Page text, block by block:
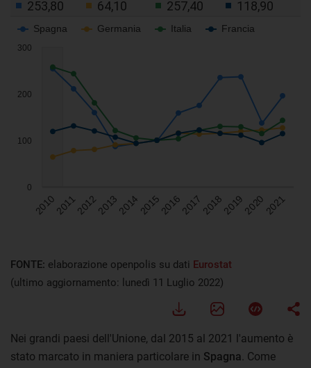
FONTE: elaborazione openpolis su dati Eurostat
(ultimo aggiornamento: lunedì 11 Luglio 2022)
Nei grandi paesi dell'Unione, dal 2015 al 2021 l'aumento è
stato marcato in maniera particolare in Spagna . Come